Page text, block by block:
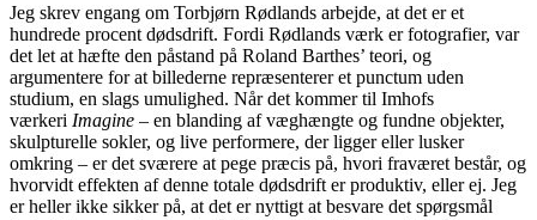
Jeg skrev engang om Torbjørn Rødlands arbejde, at det er et
hundrede procent dødsdrift. Fordi Rødlands værk er fotografier, var
det let at hæfte den påstand på Roland Barthes’ teori, og
argumentere for at billederne repræsenterer et punctum uden
studium, en slags umulighed. Når det kommer til Imhofs
værkeri Imagine – en blanding af væghængte og fundne objekter,
skulpturelle sokler, og live performere, der ligger eller lusker
omkring – er det sværere at pege præcis på, hvori fraværet består, og
hvorvidt effekten af denne totale dødsdrift er produktiv, eller ej. Jeg
er heller ikke sikker på, at det er nyttigt at besvare det spørgsmål